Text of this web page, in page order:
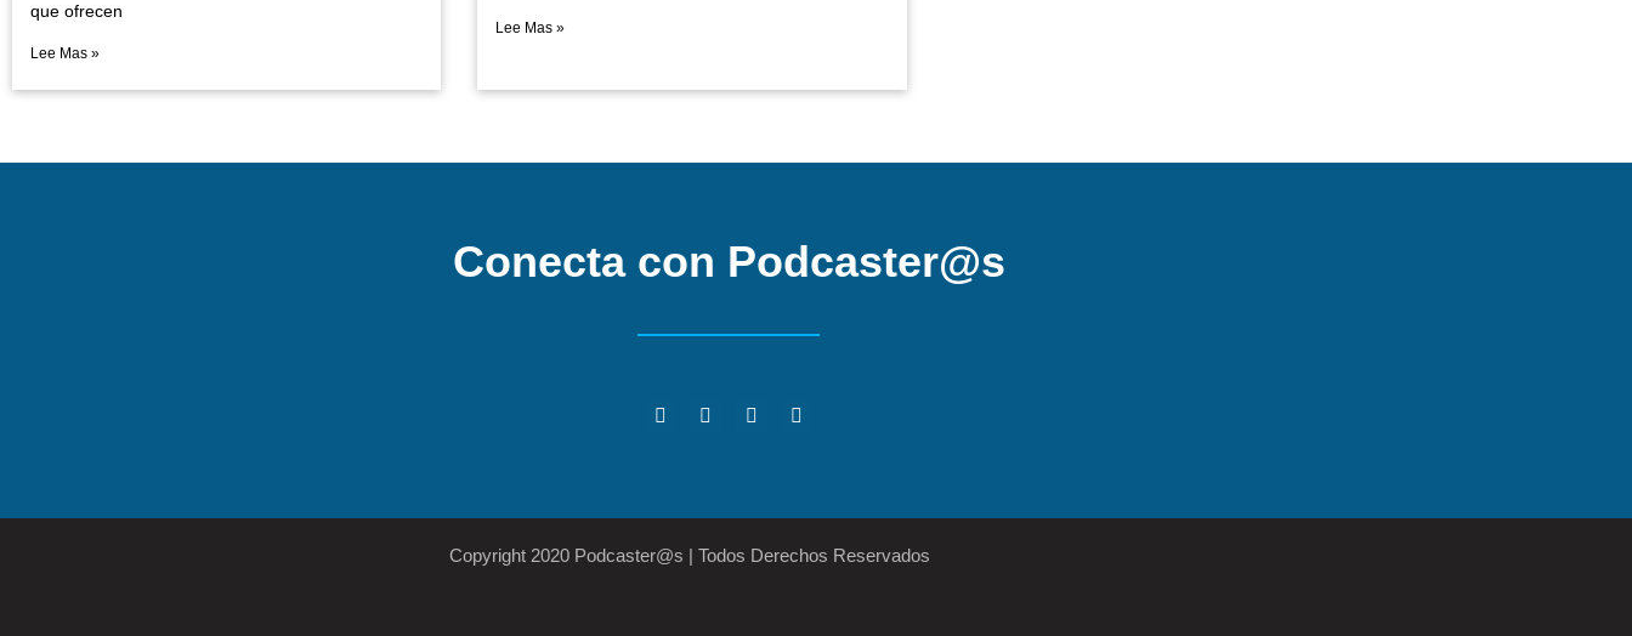
que ofrecen
Lee Mas »
Lee Mas »
Conecta con Podcaster@s
Copyright 2020 Podcaster@s | Todos Derechos Reservados